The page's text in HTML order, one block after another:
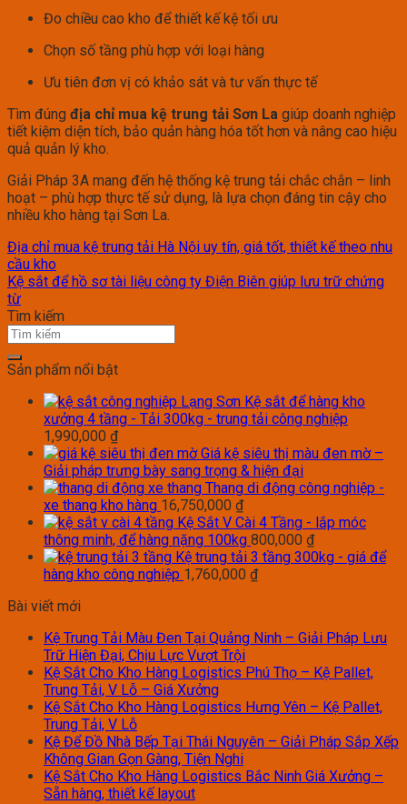
Đo chiều cao kho để thiết kế kệ tối ưu
Chọn số tầng phù hợp với loại hàng
Ưu tiên đơn vị có khảo sát và tư vấn thực tế
Tìm đúng địa chỉ mua kệ trung tải Sơn La giúp doanh nghiệp
tiết kiệm diện tích, bảo quản hàng hóa tốt hơn và nâng cao hiệu
quả quản lý kho.
Giải Pháp 3A mang đến hệ thống kệ trung tải chắc chắn – linh
hoạt – phù hợp thực tế sử dụng, là lựa chọn đáng tin cậy cho
nhiều kho hàng tại Sơn La.
Địa chỉ mua kệ trung tải Hà Nội uy tín, giá tốt, thiết kế theo nhu
cầu kho
Kệ sắt để hồ sơ tài liệu công ty Điện Biên giúp lưu trữ chứng
từ
Tìm kiếm
Sản phẩm nổi bật
Kệ sắt để hàng kho
xưởng 4 tầng - Tải 300kg - trung tải công nghiệp
1,990,000 ₫
Giá kệ siêu thị màu đen mờ –
Giải pháp trưng bày sang trọng & hiện đại
Thang di động công nghiệp -
xe thang kho hàng 16,750,000 ₫
Kệ Sắt V Cài 4 Tầng - lắp móc
thông minh, để hàng nặng 100kg 800,000 ₫
Kệ trung tải 3 tầng 300kg - giá để
hàng kho công nghiệp 1,760,000 ₫
Bài viết mới
Kệ Trung Tải Màu Đen Tại Quảng Ninh – Giải Pháp Lưu
Trữ Hiện Đại, Chịu Lực Vượt Trội
Kệ Sắt Cho Kho Hàng Logistics Phú Thọ – Kệ Pallet,
Trung Tải, V Lỗ – Giá Xưởng
Kệ Sắt Cho Kho Hàng Logistics Hưng Yên – Kệ Pallet,
Trung Tải, V Lỗ
Kệ Để Đồ Nhà Bếp Tại Thái Nguyên – Giải Pháp Sắp Xếp
Không Gian Gọn Gàng, Tiện Nghi
Kệ Sắt Cho Kho Hàng Logistics Bắc Ninh Giá Xưởng –
Sẵn hàng, thiết kế layout